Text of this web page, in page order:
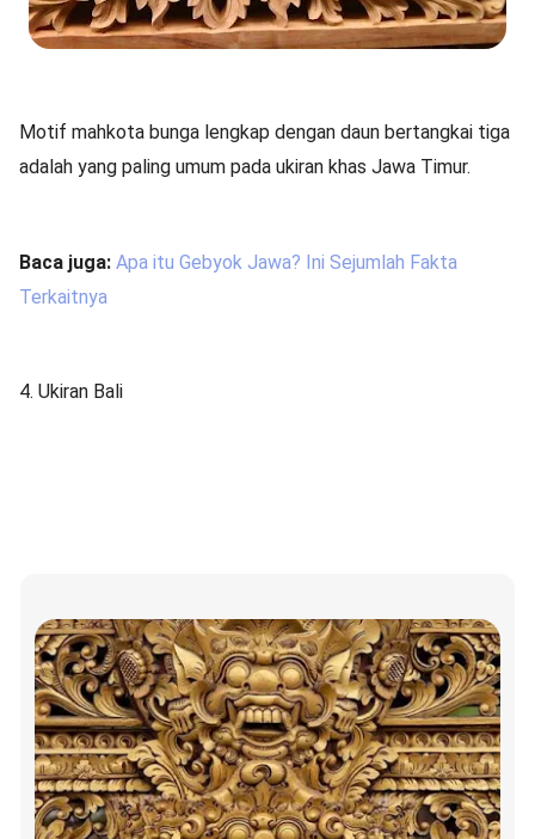
Motif mahkota bunga lengkap dengan daun bertangkai tiga
adalah yang paling umum pada ukiran khas Jawa Timur.
Baca juga: Apa itu Gebyok Jawa? Ini Sejumlah Fakta
Terkaitnya
4. Ukiran Bali